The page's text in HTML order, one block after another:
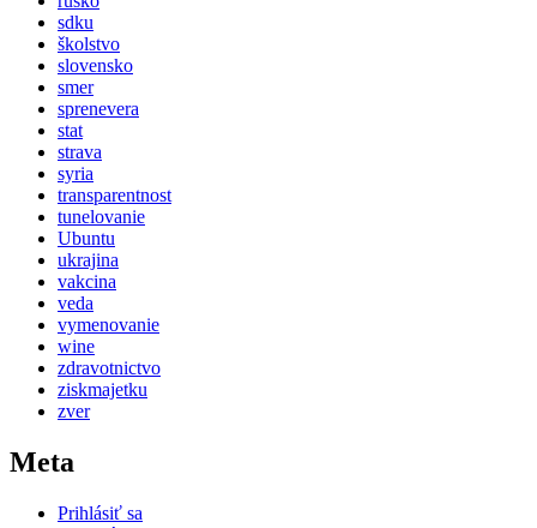
sdku
školstvo
slovensko
smer
sprenevera
stat
strava
syria
transparentnost
tunelovanie
Ubuntu
ukrajina
vakcina
veda
vymenovanie
wine
zdravotnictvo
ziskmajetku
zver
Meta
Prihlásiť sa